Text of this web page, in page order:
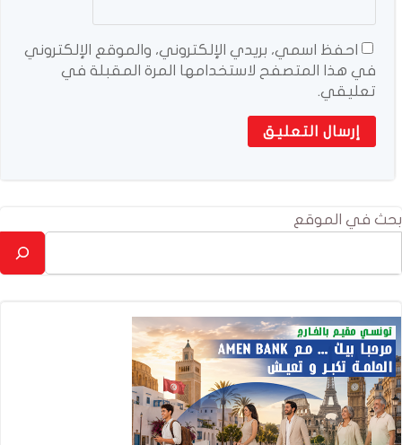
احفظ اسمي، بريدي الإلكتروني، والموقع الإلكتروني
في هذا المتصفح لاستخدامها المرة المقبلة في
تعليقي.
بحث في الموقع